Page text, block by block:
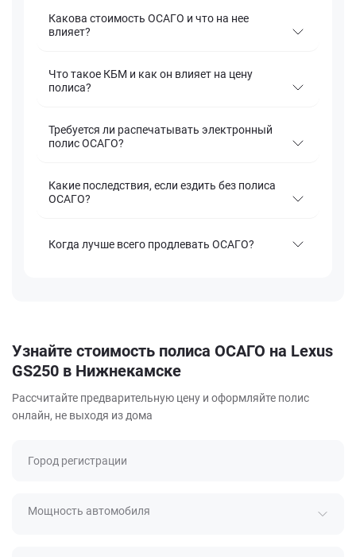
Какова стоимость ОСАГО и что на нее
влияет?
Что такое КБМ и как он влияет на цену
полиса?
Требуется ли распечатывать электронный
полис ОСАГО?
Какие последствия, если ездить без полиса
ОСАГО?
Когда лучше всего продлевать ОСАГО?
Узнайте стоимость полиса ОСАГО на Lexus
GS250 в Нижнекамске
Рассчитайте предварительную цену и оформляйте полис
онлайн, не выходя из дома
Город регистрации
Мощность автомобиля